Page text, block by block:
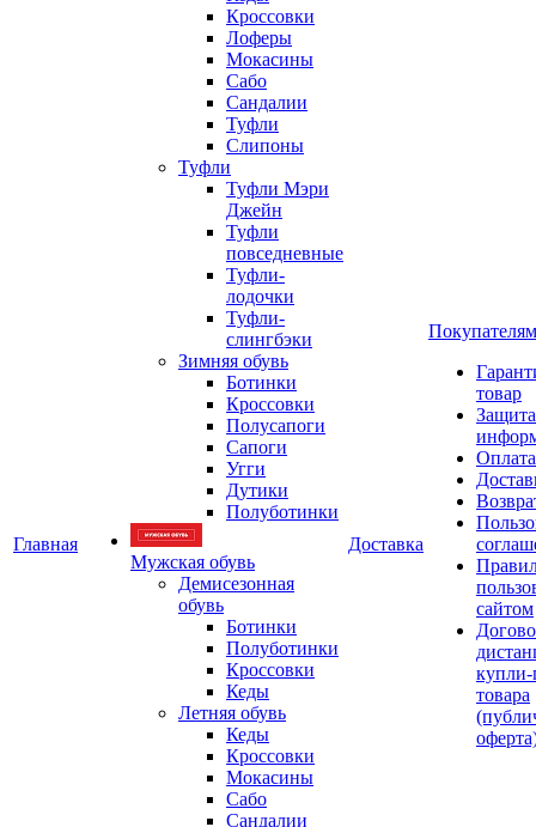
Главная
Кроссовки
Лоферы
Мокасины
Сабо
Сандалии
Туфли
Слипоны
Туфли
Туфли Мэри
Джейн
Туфли
повседневные
Туфли-
лодочки
Туфли-
слингбэки
Зимняя обувь
Ботинки
Кроссовки
Полусапоги
Сапоги
Угги
Дутики
Полуботинки
Мужская обувь
Демисезонная
обувь
Ботинки
Полуботинки
Кроссовки
Кеды
Летняя обувь
Кеды
Кроссовки
Мокасины
Сабо
Сандалии
Доставка
Покупателям
товар
Защита
Оплата
сайтом
товара